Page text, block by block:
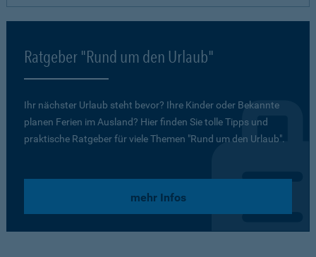
Ratgeber "Rund um den Urlaub"
Ihr nächster Urlaub steht bevor? Ihre Kinder oder Bekannte
planen Ferien im Ausland? Hier finden Sie tolle Tipps und
praktische Ratgeber für viele Themen "Rund um den Urlaub".
mehr Infos